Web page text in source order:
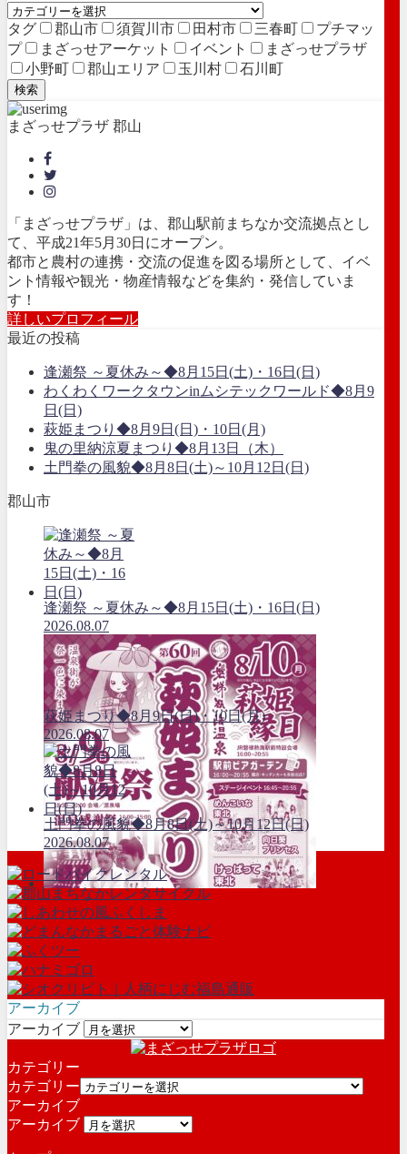
タグ 郡山市 須賀川市 田村市 三春町
プチマッ
プ
まざっせアーケット イベント
まざっせプラザ
小野町
郡山エリア 玉川村 石川町
検索
まざっせプラザ 郡山
「まざっせプラザ」は、郡山駅前まちなか交流拠点とし
て、平成21年5月30日にオープン。
都市と農村の連携・交流の促進を図る場所として、イベ
ント情報や観光・物産情報などを集約・発信していま
す！
詳しいプロフィール
最近の投稿
逢瀬祭 ～夏休み～◆8月15日(土)・16日(日)
わくわくワークタウンinムシテックワールド◆8月9
日(日)
萩姫まつり◆8月9日(日)・10日(月)
鬼の里納涼夏まつり◆8月13日（木）
土門拳の風貌◆8月8日(土)～10月12日(日)
郡山市
逢瀬祭 ～夏休み～◆8月15日(土)・16日(日)
2026.08.07
萩姫まつり◆8月9日(日)・10日(月)
2026.08.07
土門拳の風貌◆8月8日(土)～10月12日(日)
2026.08.07
アーカイブ
アーカイブ
カテゴリー
カテゴリー
アーカイブ
アーカイブ